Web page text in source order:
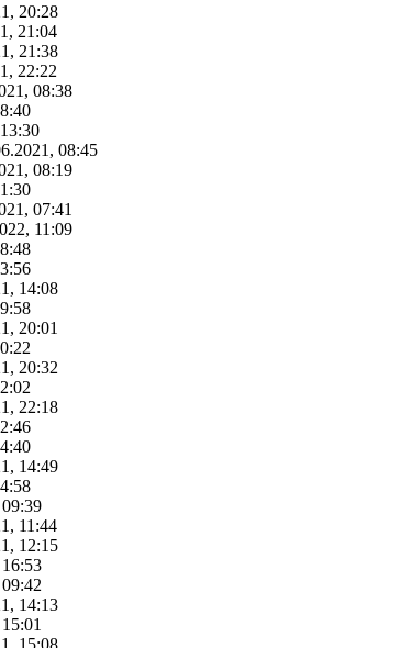
20:28
21:04
21:38
22:22
08:38
08:45
08:19
07:41
11:09
14:08
20:01
20:32
22:18
14:49
11:44
12:15
14:13
15:08